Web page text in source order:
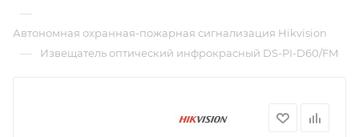
—
Автономная охранная-пожарная сигнализация Hikvision
— Извещатель оптический инфрокрасный DS-PI-D60/FM